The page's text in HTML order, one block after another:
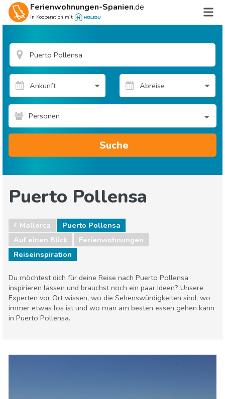
Ferienwohnungen-Spanien.de
In Kooperation mit
Personen
Suche
Puerto Pollensa
Mallorca
Puerto Pollensa
Auf einen Blick
Ferienwohnungen
Reiseinspiration
Du möchtest dich für deine Reise nach Puerto Pollensa
inspirieren lassen und brauchst noch ein paar Ideen? Unsere
Experten vor Ort wissen, wo die Sehenswürdigkeiten sind, wo
immer etwas los ist und wo man am besten essen gehen kann
in Puerto Pollensa.